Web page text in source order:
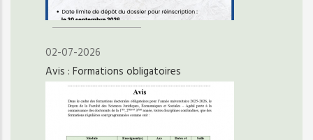
02-07-2026
Avis : Formations obligatoires